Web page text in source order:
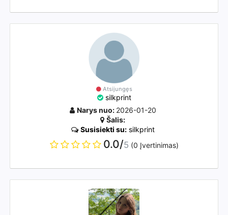
Atsijungęs
silkprint
Narys nuo: 2026-01-20
Šalis:
Susisiekti su:silkprint
0.0/5 (0 Įvertinimas)